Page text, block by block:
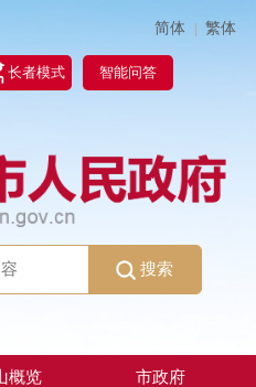
简体 | 繁体
长者模式 智能问答
搜索
概览 市政府